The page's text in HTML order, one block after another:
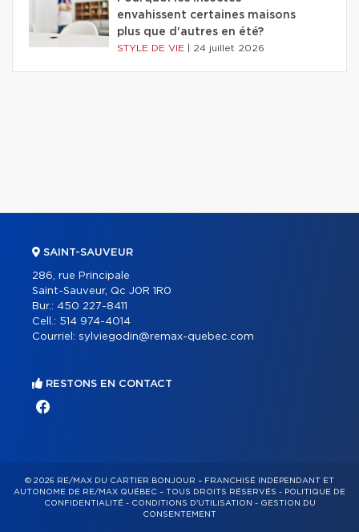
envahissent certaines maisons
plus que d'autres en été?
STYLE DE VIE 24 juillet 2026
SAINT-SAUVEUR
286, rue Principale
Saint-Sauveur, Qc J0R 1R0
Bur.: 450 227-8411
Cell.: 514 974-4014
Courriel: sylviegodin@remax-quebec.com
RESTONS EN CONTACT
© 2026 RE/MAX DU CARTIER BONJOUR – FRANCHISÉ INDÉPENDANT ET
AUTONOME DE RE/MAX QUÉBEC – TOUS DROITS RÉSERVÉS - POLITIQUE DE
CONFIDENTIALITÉ- CONDITIONS D'UTILISATION - GESTION DU
CONSENTEMENT